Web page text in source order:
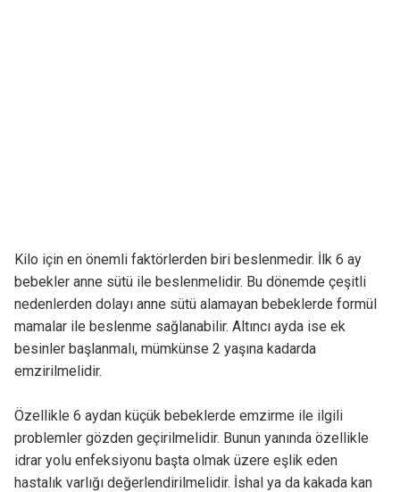
Kilo için en önemli faktörlerden biri beslenmedir. İlk 6 ay
bebekler anne sütü ile beslenmelidir. Bu dönemde çeşitli
nedenlerden dolayı anne sütü alamayan bebeklerde formül
mamalar ile beslenme sağlanabilir. Altıncı ayda ise ek
besinler başlanmalı, mümkünse 2 yaşına kadarda
emzirilmelidir.
Özellikle 6 aydan küçük bebeklerde emzirme ile ilgili
problemler gözden geçirilmelidir. Bunun yanında özellikle
idrar yolu enfeksiyonu başta olmak üzere eşlik eden
hastalık varlığı değerlendirilmelidir. İshal ya da kakada kan